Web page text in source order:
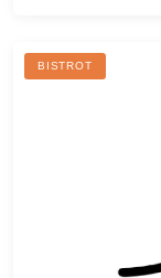
BISTROT